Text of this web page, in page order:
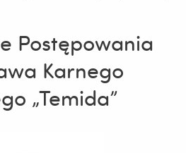
Postępowania
Karnego
„Temida”